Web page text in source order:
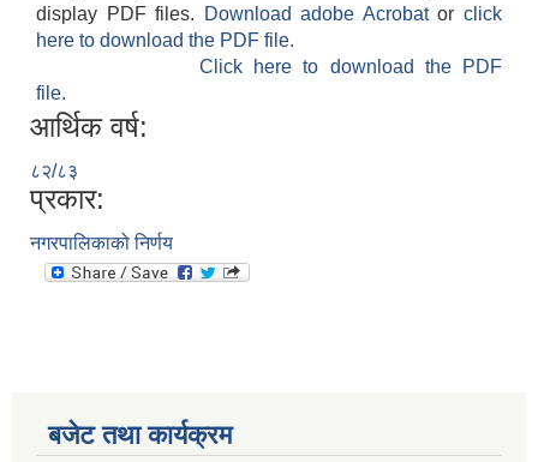
display PDF files.
Download adobe Acrobatorclick
here to download the PDF file.
Click here to download the PDF
file.
आर्थिक वर्ष:
८२/८३
प्रकार:
नगरपालिकाको निर्णय
बजेट तथा कार्यक्रम